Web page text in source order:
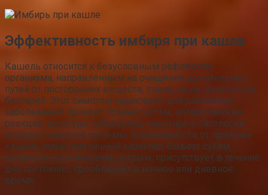
Эффективность имбиря при кашле
Кашель относится к безусловным рефлексам
организма, направленным на очищение дыхательных
путей от посторонних веществ, слизи, пыли, патогенных
бактерий. Этот симптом характерен для различных
заболеваний: бронхит, трахеит, астма, аллергические
реакции, простуда, туберкулез, некоторые патологии
сердца и нервной системы. В зависимости от причины
кашель имеет различный характер, бывает сухим,
влажным, хроническим, острым, присутствует в течение
дня постоянно, преобладает в ночное или дневное
время.